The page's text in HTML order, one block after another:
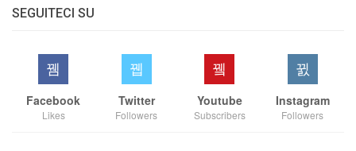
SEGUITECI SU
Facebook
Likes
Twitter
Followers
Youtube
Subscribers
Instagram
Followers